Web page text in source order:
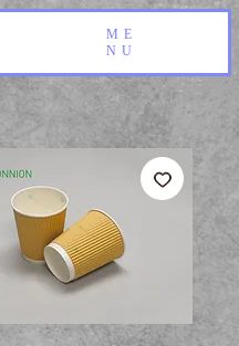
ME
NU